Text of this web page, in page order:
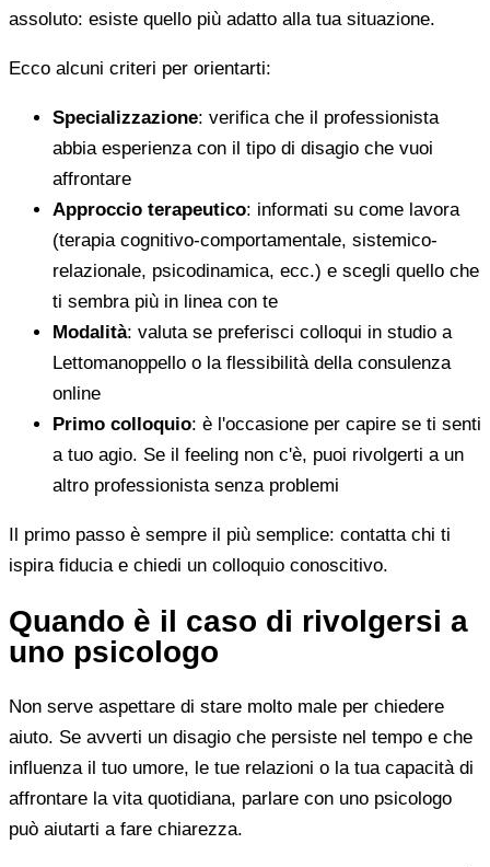
assoluto: esiste quello più adatto alla tua situazione.
Ecco alcuni criteri per orientarti:
Specializzazione: verifica che il professionista
abbia esperienza con il tipo di disagio che vuoi
affrontare
Approccio terapeutico: informati su come lavora
(terapia cognitivo-comportamentale, sistemico-
relazionale, psicodinamica, ecc.) e scegli quello che
ti sembra più in linea con te
Modalità: valuta se preferisci colloqui in studio a
Lettomanoppello o la flessibilità della consulenza
online
Primo colloquio: è l'occasione per capire se ti senti
a tuo agio. Se il feeling non c'è, puoi rivolgerti a un
altro professionista senza problemi
Il primo passo è sempre il più semplice: contatta chi ti
ispira fiducia e chiedi un colloquio conoscitivo.
Quando è il caso di rivolgersi a
uno psicologo
Non serve aspettare di stare molto male per chiedere
aiuto. Se avverti un disagio che persiste nel tempo e che
influenza il tuo umore, le tue relazioni o la tua capacità di
affrontare la vita quotidiana, parlare con uno psicologo
può aiutarti a fare chiarezza.